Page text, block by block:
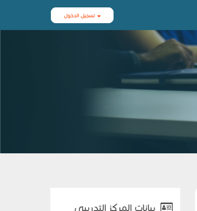
تسجيل الدخول
بيانات المركز التدريبي